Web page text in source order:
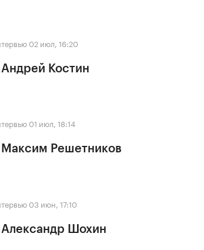
02 июл, 16:20
Костин
01 июл, 18:14
Решетников
03 июн, 17:10
Шохин